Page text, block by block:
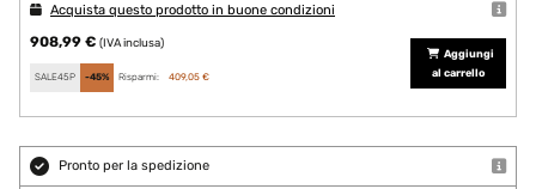
Acquista questo prodotto in buone condizioni
908,99 € (IVA inclusa)
SALE45P -45% Risparmi: 409,05 €
Aggiungi
al carrello
Pronto per la spedizione